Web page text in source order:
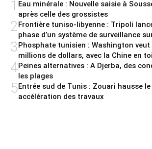
1 Eau minérale : Nouvelle saisie à
après celle des grossistes
2 Frontière tuniso-libyenne : Tripoli
phase d’un système de surveillance
3 Phosphate tunisien : Washington
millions de dollars, avec la Chine en
4Peines alternatives : A Djerba, des
les plages
5Entrée sud de Tunis : Zouari hausse
accélération des travaux